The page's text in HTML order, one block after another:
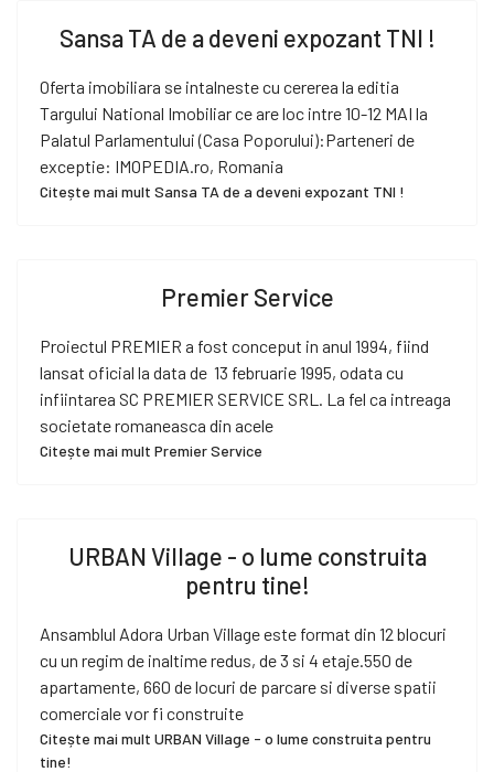
Sansa TA de a deveni expozant TNI !
Oferta imobiliara se intalneste cu cererea la editia
Targului National Imobiliar ce are loc intre 10-12 MAI la
Palatul Parlamentului (Casa Poporului):Parteneri de
exceptie: IMOPEDIA.ro, Romania
Citește mai mult Sansa TA de a deveni expozant TNI !
Premier Service
Proiectul PREMIER a fost conceput in anul 1994, fiind
lansat oficial la data de 13 februarie 1995, odata cu
infiintarea SC PREMIER SERVICE SRL. La fel ca intreaga
societate romaneasca din acele
Citește mai mult Premier Service
URBAN Village - o lume construita
pentru tine!
Ansamblul Adora Urban Village este format din 12 blocuri
cu un regim de inaltime redus, de 3 si 4 etaje.550 de
apartamente, 660 de locuri de parcare si diverse spatii
comerciale vor fi construite
Citește mai mult URBAN Village - o lume construita pentru
tine!